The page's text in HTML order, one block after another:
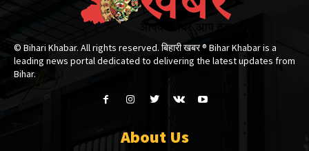
© Bihari Khabar. All rights reserved. बिहारी खबर ®​ Bihar Khabar is a
leading news portal dedicated to delivering the latest updates from
Bihar.
About Us